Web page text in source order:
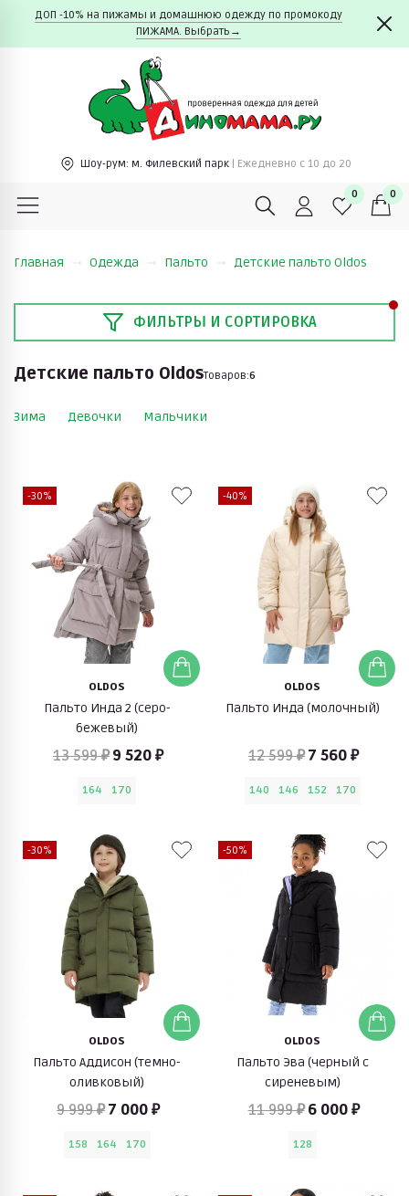
ДОП -10% на пижамы и домашнюю одежду по промокоду
ПИЖАМА. Выбрать→
Шоу-рум: м. Филевский парк | Ежедневно c 10 до 20
0 0
Главная Одежда Пальто Детские пальто Oldos
ФИЛЬТРЫ И СОРТИРОВКА
Детские пальто OldosТоваров:6
Зима Девочки Мальчики
-30%
OLDOS
Пальто Инда 2 (серо-
бежевый)
13 599 ₽ 9 520 ₽
164 170
-40%
OLDOS
Пальто Инда (молочный)
12 599 ₽ 7 560 ₽
140 146 152 170
-30%
OLDOS
Пальто Аддисон (темно-
оливковый)
9 999 ₽ 7 000 ₽
158 164 170
-50%
OLDOS
Пальто Эва (черный с
сиреневым)
11 999 ₽ 6 000 ₽
128